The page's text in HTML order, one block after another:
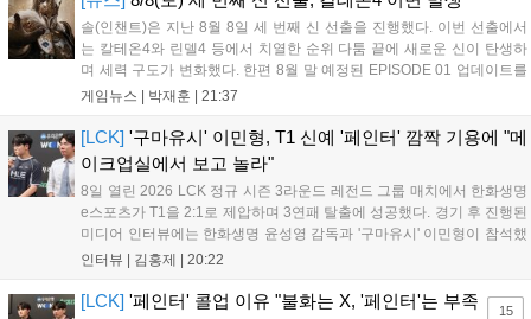
솔(인챈트)은 지난 8월 8일 세 번째 신 선출을 진행했다. 이번 선출에서
는 칼테온4와 린델4 등에서 치열한 순위 다툼 끝에 새로운 신이 탄생하
며 세력 구도가 변화했다. 한편 8월 말 예정된 EPISODE 01 업데이트를
통해 월드 콘텐츠가 추가될 예정이며, 이를 통해 추후 주신 및 절대신에
더욱 가속화될 전망이다....
게임뉴스 | 박재훈 | 21:37
[LCK] '구마유시' 이민형, T1 신예 '페인터' 깜짝 기용에 "메
이크업실에서 보고 놀라"
8일 열린 2026 LCK 정규 시즌 3라운드 레전드 그룹 매치에서 한화생명
e스포츠가 T1을 2:1로 제압하며 3연패 탈출에 성공했다. 경기 후 진행된
미디어 인터뷰에는 한화생명 윤성영 감독과 '구마유시' 이민형이 참석했
다. 먼저 승리 소감에 대해 윤성영 감독은 "오랜만에 승리해 기분이 좋고,
인터뷰 | 김홍제 | 20:22
[LCK] '페인터' 콜업 이유 "불화는 X, '페인터'는 부족
15